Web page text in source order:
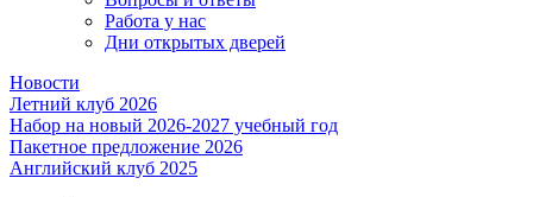
Работа у нас
Дни открытых дверей
Новости
Летний клуб 2026
Набор на новый 2026-2027 учебный год
Пакетное предложение 2026
Английский клуб 2025